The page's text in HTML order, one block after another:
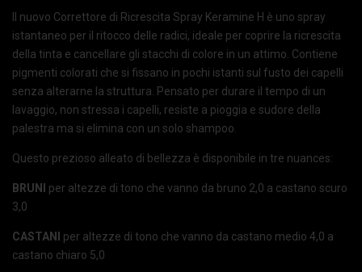
Il nuovo Correttore di Ricrescita Spray Keramine H è uno spray
istantaneo per il ritocco delle radici, ideale per coprire la ricrescita
della tinta e cancellare gli stacchi di colore in un attimo. Contiene
pigmenti colorati che si fissano in pochi istanti sul fusto dei capelli
senza alterarne la struttura. Pensato per durare il tempo di un
lavaggio, non stressa i capelli, resiste a pioggia e sudore della
palestra ma si elimina con un solo shampoo.
Questo prezioso alleato di bellezza è disponibile in tre nuances:
BRUNI per altezze di tono che vanno da bruno 2,0 a castano scuro
3,0
CASTANI per altezze di tono che vanno da castano medio 4,0 a
castano chiaro 5,0